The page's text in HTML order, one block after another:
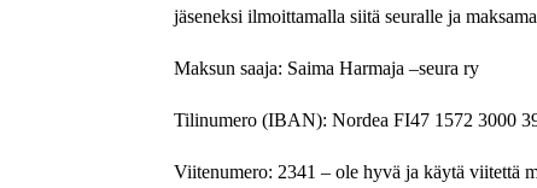
jäseneksi ilmoittamalla siitä seuralle ja
Maksun saaja: Saima Harmaja –seura ry
Tilinumero (IBAN): Nordea FI47 1572 3000
Viitenumero: 2341 – ole hyvä ja käytä viitettä